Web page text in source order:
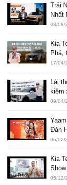
Trải
Nhất
03/08/
Kia
Phá,
17/04/
Lái
kiệm
09/04/
Đán
06/02/
Kia
05/12/